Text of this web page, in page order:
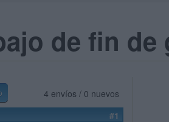
de fin de
4 envíos / 0 nuevos
#1